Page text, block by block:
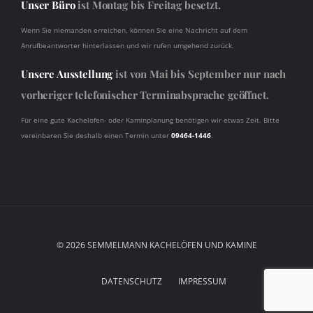
Unser Büroist Montag bis Freitag besetzt.
Wenn Sie niemanden erreichen, können Sie eine Nachricht auf dem
Anrufbeantworter hinterlassen und wir rufen umgehend zurück.
Unsere Ausstellungist von Mai bis September nur nach
vorheriger telefonischer Terminabsprache geöffnet.
Für eine gute Kachelofen- oder Kaminplanung benötigen wir etwas Zeit. Bitte
vereinbaren Sie deshalb einen Termin unter 09464-1446.
© 2026SEMMELMANN KACHELÖFEN UND KAMINE
DATENSCHUTZ IMPRESSUM